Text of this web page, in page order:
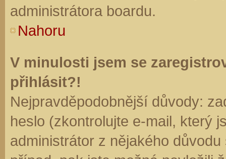
administrátora boardu.
Nahoru
V minulosti jsem se
přihlásit?!
Nejpravděpodobnější důvody:
heslo (zkontrolujte e-mail, který
administrátor z nějakého